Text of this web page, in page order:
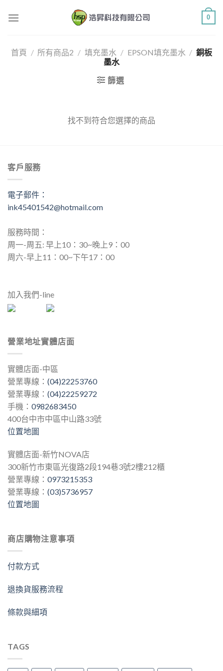
0
首頁 / 所有商品2 / 填充墨水 / EPSON填充墨水 / 銅板
墨水
篩選
找不到符合您選擇的商品
客戶服務
電子郵件：
ink45401542@hotmail.com
服務時間：
周一-周五: 早上10：30~晚上9：00
周六-早上11：00~下午17：00
加入我們-line
營業地址實體店面
實體店面-中區
營業專線： (04)22253760
營業專線： (04)22259272
手機： 0982683450
400台中市中區中山路33號
位置地圖
實體店面-新竹NOVA店
300新竹市東區光復路2段194巷3號2樓212櫃
營業專線： 0973215353
營業專線： (03)5736957
位置地圖
商店購物注意事項
付款方式
退換貨服務流程
條款與細項
TAGS